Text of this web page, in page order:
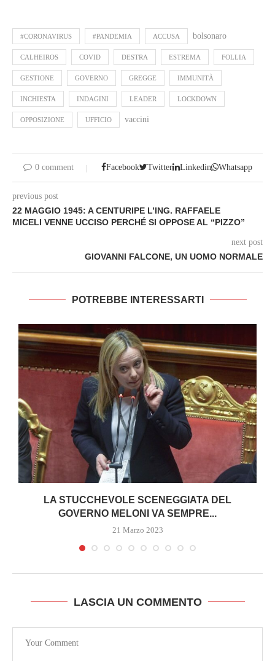
#CORONAVIRUS #PANDEMIA ACCUSA bolsonaro
CALHEIROS COVID DESTRA ESTREMA FOLLIA
GESTIONE GOVERNO GREGGE IMMUNITÀ
INCHIESTA INDAGINI LEADER LOCKDOWN
OPPOSIZIONE UFFICIO vaccini
0 comment Facebook Twitter Linkedin Whatsapp
previous post
22 MAGGIO 1945: A CENTURIPE L’ING. RAFFAELE
MICELI VENNE UCCISO PERCHÉ SI OPPOSE AL “PIZZO”
next post
GIOVANNI FALCONE, UN UOMO NORMALE
POTREBBE INTERESSARTI
LA STUCCHEVOLE SCENEGGIATA DEL
GOVERNO MELONI VA SEMPRE...
21 Marzo 2023
LASCIA UN COMMENTO